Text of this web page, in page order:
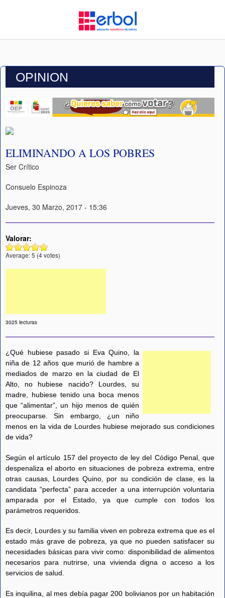
OPINION
ELIMINANDO A LOS POBRES
Ser Crítico
Consuelo Espinoza
Jueves, 30 Marzo, 2017 - 15:36
Valorar:
Average:5 (4votes)
3025 lecturas
¿Qué hubiese pasado si Eva Quino, la
niña de 12 años que murió de hambre a
mediados de marzo en la ciudad de El
Alto, no hubiese nacido? Lourdes, su
madre, hubiese tenido una boca menos
que “alimentar”, un hijo menos de quién
preocuparse. Sin embargo, ¿un niño
menos en la vida de Lourdes hubiese mejorado sus condiciones
de vida?
Según el artículo 157 del proyecto de ley del Código Penal, que
despenaliza el aborto en situaciones de pobreza extrema, entre
otras causas, Lourdes Quino, por su condición de clase, es la
candidata “perfecta” para acceder a una interrupción voluntaria
amparada por el Estado, ya que cumple con todos los
parámetros requeridos.
Es decir, Lourdes y su familia viven en pobreza extrema que es el
estado más grave de pobreza, ya que no pueden satisfacer su
necesidades básicas para vivir como: disponibilidad de alimentos
necesarios para nutrirse, una vivienda digna o acceso a los
servicios de salud.
Es inquilina, al mes debía pagar 200 bolivianos por un habitación